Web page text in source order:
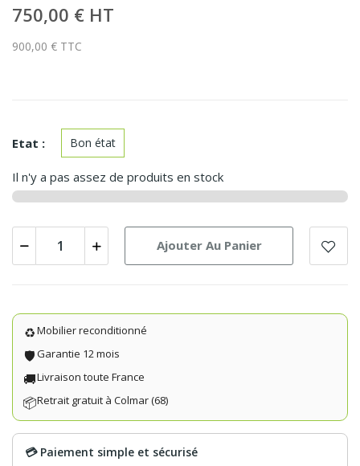
750,00 € HT
900,00 € TTC
Etat : Bon état
Il n'y a pas assez de produits en stock
Ajouter Au Panier
♻️Mobilier reconditionné
🛡️Garantie 12 mois
🚚Livraison toute France
📦Retrait gratuit à Colmar (68)
💳 Paiement simple et sécurisé